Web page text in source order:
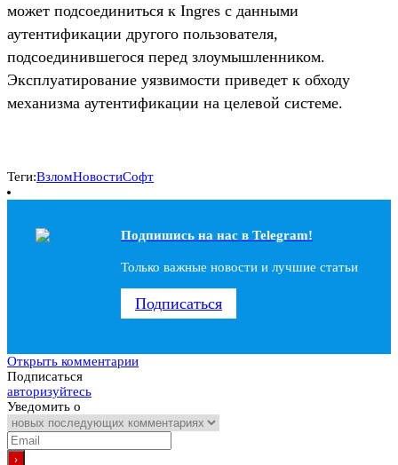
может подсоединиться к Ingres с данными
аутентификации другого пользователя,
подсоединившегося перед злоумышленником.
Эксплуатирование уязвимости приведет к обходу
механизма аутентификации на целевой системе.
Теги:ВзломНовостиСофт
Подпишись на наc в Telegram!
Только важные новости и лучшие статьи
Подписаться
Открыть комментарии
Подписаться
авторизуйтесь
Уведомить о